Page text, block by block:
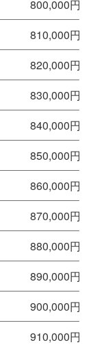
800,000円
810,000円
820,000円
830,000円
840,000円
850,000円
860,000円
870,000円
880,000円
890,000円
900,000円
910,000円